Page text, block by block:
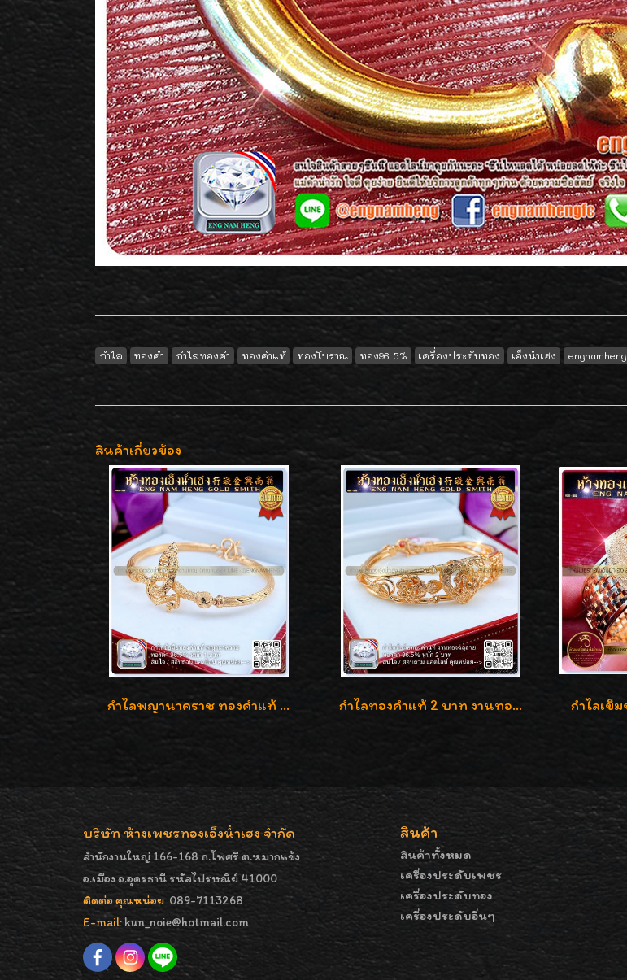
กำไล ทองคำ กำไลทองคำ ทองคำแท้ ทองโบราณ ทอง96.5% เครื่องประดับทอง เอ็งน่ำเฮง engnamheng
สินค้าเกี่ยวข้อง
กำไลพญานาคราช ทองคำแท้ 96.5% น้ำหนัก 1 บาท เสริมสิริมงคล กำไลทองคำแท้ 2 บาท งานทองฉลุลาย ดีไซน์หรูหรา สวยคลาสสิค
บริษัท ห้างเพชรทองเอ็งน่ำเฮง จำกัด
สำนักงานใหญ่ 166-168 ถ.โพศรี ต.หมากแข้ง
อ.เมือง จ.อุดรธานี รหัสไปรษณีย์ 41000
ติดต่อ คุณหน่อย 089-7113268
E-mail:kun_noie@hotmail.com
สินค้า
สินค้าทั้งหมด
เครื่องประดับเพชร
เครื่องประดับทอง
เครื่องประดับอื่นๆ